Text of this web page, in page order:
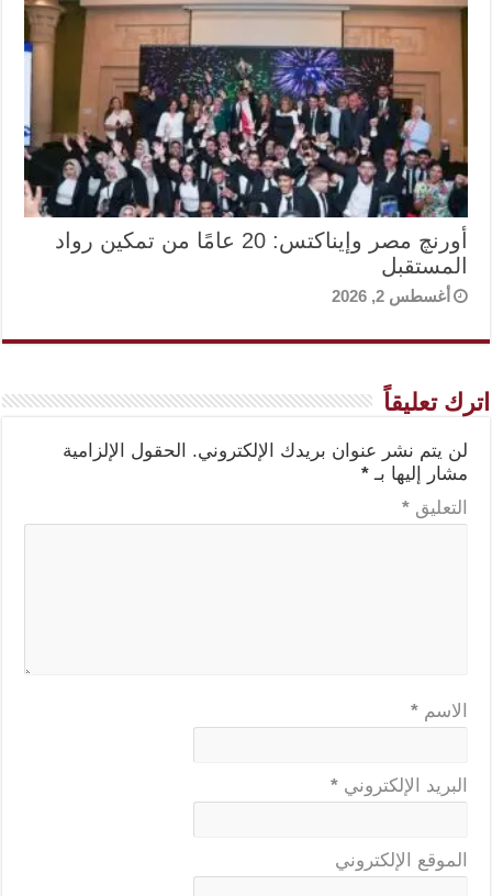
أورنچ مصر وإيناكتس: 20 عامًا من تمكين رواد
المستقبل
أغسطس 2, 2026
اترك تعليقاً
لن يتم نشر عنوان بريدك الإلكتروني.
الحقول الإلزامية
مشار إليها بـ *
التعليق *
الاسم *
البريد الإلكتروني *
الموقع الإلكتروني